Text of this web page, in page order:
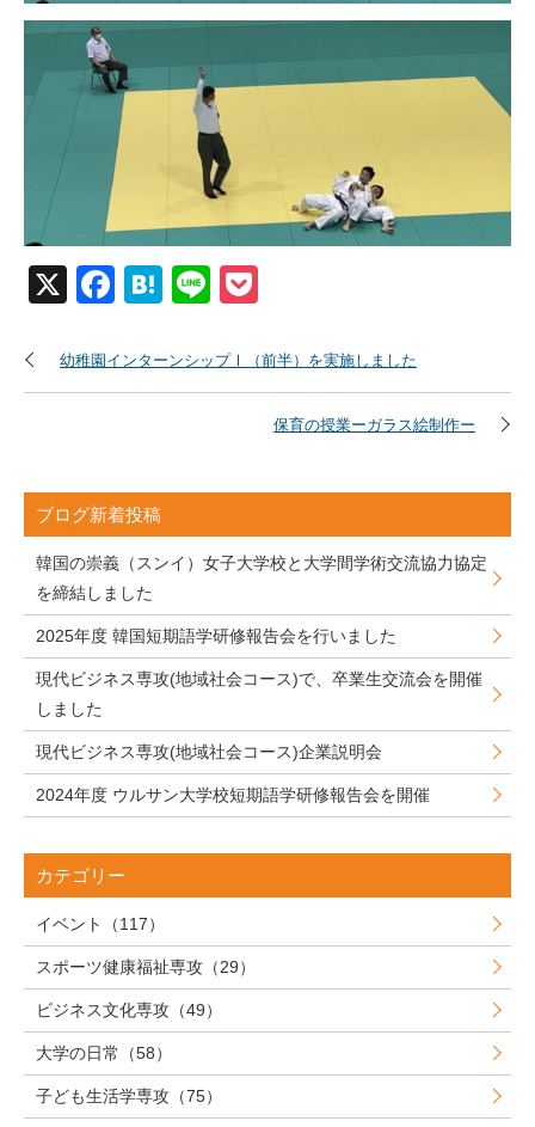
X Facebook
Hatena
Line
幼稚園インターンシップⅠ（前半）を実施しました
保育の授業ーガラス絵制作ー
ブログ新着投稿
韓国の崇義（スンイ）女子大学校と大学間学術交流協力協定
を締結しました
2025年度 韓国短期語学研修報告会を行いました
現代ビジネス専攻(地域社会コース)で、卒業生交流会を開催
しました
現代ビジネス専攻(地域社会コース)企業説明会
2024年度 ウルサン大学校短期語学研修報告会を開催
カテゴリー
イベント（117）
スポーツ健康福祉専攻（29）
ビジネス文化専攻（49）
大学の日常（58）
子ども生活学専攻（75）